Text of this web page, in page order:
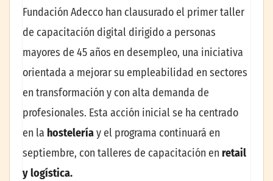
Fundación Adecco han clausurado el primer taller
de capacitación digital dirigido a personas
mayores de 45 años en desempleo, una iniciativa
orientada a mejorar su empleabilidad en sectores
en transformación y con alta demanda de
profesionales. Esta acción inicial se ha centrado
en la hosteleríay el programa continuará en
septiembre, con talleres de capacitación en retail
y logística.